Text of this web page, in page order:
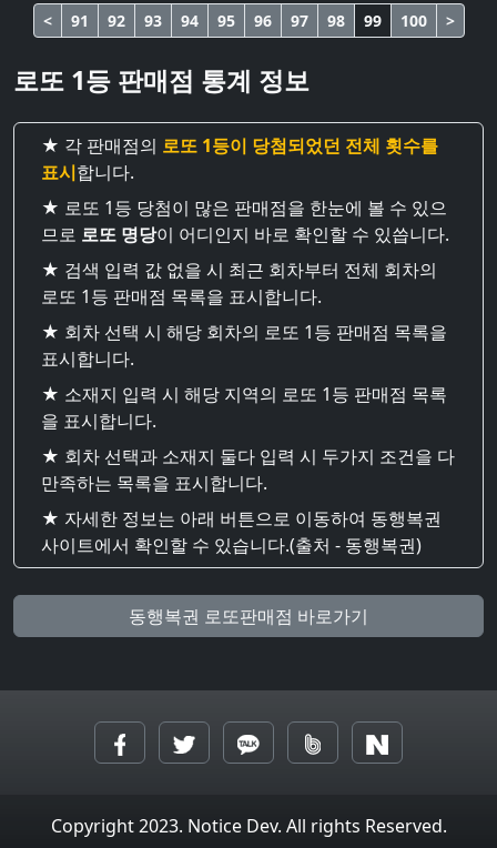
< 91 92 93 94 95 96 97 98 99 100 >
로또 1등 판매점 통계 정보
★ 각 판매점의 로또 1등이 당첨되었던 전체 횟수를
표시합니다.
★ 로또 1등 당첨이 많은 판매점을 한눈에 볼 수 있으
므로 로또 명당이 어디인지 바로 확인할 수 있씁니다.
★ 검색 입력 값 없을 시 최근 회차부터 전체 회차의
로또 1등 판매점 목록을 표시합니다.
★ 회차 선택 시 해당 회차의 로또 1등 판매점 목록을
표시합니다.
★ 소재지 입력 시 해당 지역의 로또 1등 판매점 목록
을 표시합니다.
★ 회차 선택과 소재지 둘다 입력 시 두가지 조건을 다
만족하는 목록을 표시합니다.
★ 자세한 정보는 아래 버튼으로 이동하여 동행복권
사이트에서 확인할 수 있습니다.(출처 - 동행복권)
동행복권 로또판매점 바로가기
Copyright 2023. Notice Dev. All rights Reserved.